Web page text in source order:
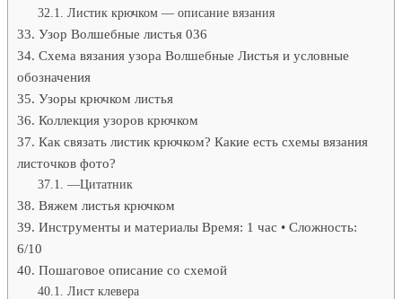
Листик крючком — описание вязания
Узор Волшебные листья 036
Схема вязания узора Волшебные Листья и условные
обозначения
Узоры крючком листья
Коллекция узоров крючком
Как связать листик крючком? Какие есть схемы вязания
листочков фото?
—Цитатник
Вяжем листья крючком
Инструменты и материалы Время: 1 час • Сложность:
6/10
Пошаговое описание со схемой
Лист клевера